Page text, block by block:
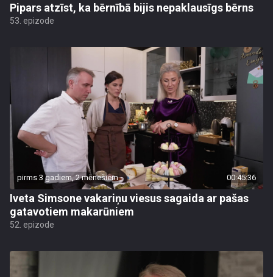
Pipars atzīst, ka bērnībā bijis nepaklausīgs bērns
53. epizode
pirms 3 gadiem, 2 mēnešiem 00:45:36
Iveta Simsone vakariņu viesus sagaida ar pašas
gatavotiem makarūniem
52. epizode